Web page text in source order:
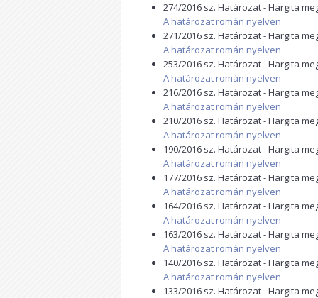
274/2016 sz. Határozat - Hargita
A határozat román nyelven
271/2016 sz. Határozat - Hargita
A határozat román nyelven
253/2016 sz. Határozat - Hargita
A határozat román nyelven
216/2016 sz. Határozat - Hargita
A határozat román nyelven
210/2016 sz. Határozat - Hargita
A határozat román nyelven
190/2016 sz. Határozat - Hargita
A határozat román nyelven
177/2016 sz. Határozat - Hargita
A határozat román nyelven
164/2016 sz. Határozat - Hargita
A határozat román nyelven
163/2016 sz. Határozat - Hargita
A határozat román nyelven
140/2016 sz. Határozat - Hargita
A határozat román nyelven
133/2016 sz. Határozat - Hargita